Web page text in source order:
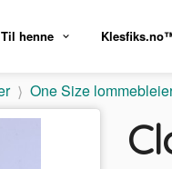
Til henne
One Size